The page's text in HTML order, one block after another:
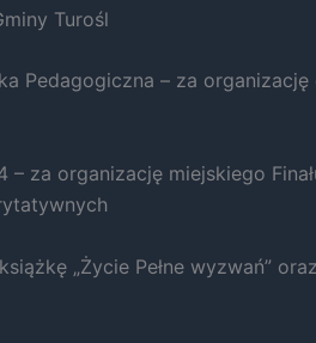
Turośl
Pedagogiczna – za
– za organizację miejskiego
„Życie Pełne wyzwań”